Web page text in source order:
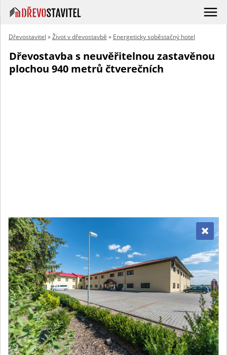
Dřevostavitel »Život v dřevostavbě » Energeticky soběstačný hotel
Dřevostavba s neuvěřitelnou zastavěnou
plochou 940 metrů čtverečních